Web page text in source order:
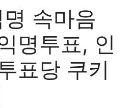
속마음
명투표, 인
표당 쿠키